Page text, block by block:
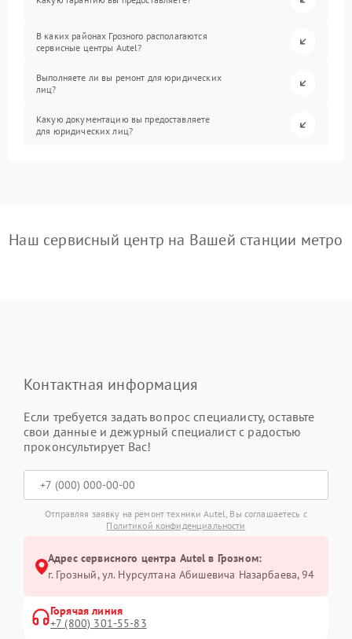
В каких районах Грозного располагаются
сервисные центры Autel?
Выполняете ли вы ремонт для юридических
лиц?
Какую документацию вы предоставляете
для юридических лиц?
Наш сервисный центр на Вашей станции метро
Контактная информация
Если требуется задать вопрос специалисту, оставьте
свои данные и дежурный специалист с радостью
проконсультирует Вас!
Отправляя заявку на ремонт техники Autel, Вы соглашаетесь с
Политикой конфиденциальности
Адрес сервисного центра Autel в Грозном:
г. Грозный, ул. Нурсултана Абишевича Назарбаева, 94
Горячая линия
+7 (800) 301-55-83